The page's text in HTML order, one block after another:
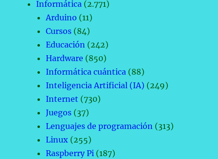
Informática (2.771)
Arduino (11)
Cursos (84)
Educación (242)
Hardware (850)
Informática cuántica (88)
Inteligencia Artificial (IA) (249)
Internet (730)
Juegos (37)
Lenguajes de programación (313)
Linux (255)
Raspberry Pi (187)